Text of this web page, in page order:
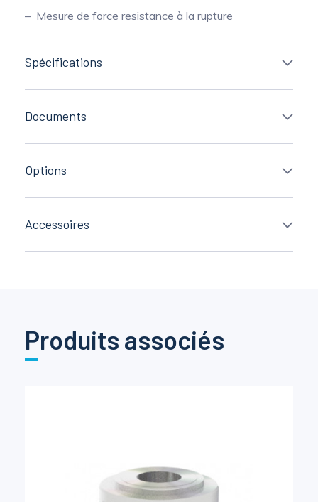
Mesure de force resistance à la rupture
Spécifications
Documents
Options
Accessoires
Produits associés